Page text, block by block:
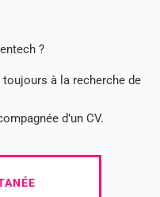
?
à la recherche de
d’un CV.